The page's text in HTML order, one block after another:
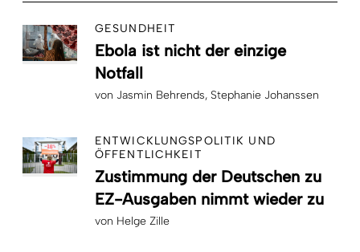
GESUNDHEIT
Ebola ist nicht der einzige
Notfall
von Jasmin Behrends Stephanie Johanssen
ENTWICKLUNGSPOLITIK UND
ÖFFENTLICHKEIT
Zustimmung der Deutschen zu
EZ-Ausgaben nimmt wieder zu
von Helge Zille